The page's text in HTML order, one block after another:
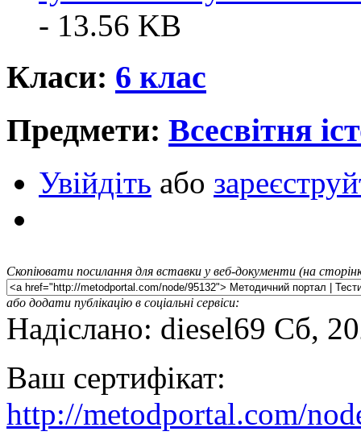
- 13.56 KB
Класи: 6 клас
Предмети: Всесвітня
Увійдіть або
Скопіювати посилання для вставки у веб-документи (на
або додати публікацію в соціальні сервіси:
Надіслано: diesel69 Сб,
Ваш сертифікат:
http://metodportal.com/